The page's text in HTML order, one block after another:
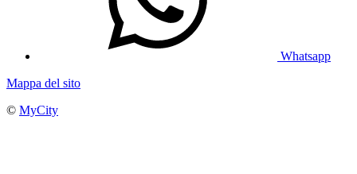
Whatsapp
Mappa del sito
© MyCity